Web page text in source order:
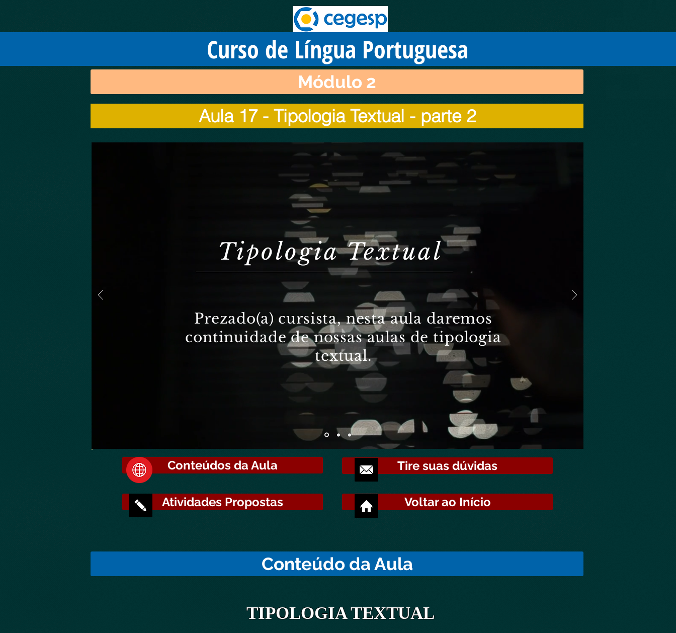
Curso de Língua Portuguesa
Módulo 2
Aula 17 - Tipologia Textual - parte 2
Tipologia Textual
Prezado(a) cursista, nesta aula daremos
continuidade de nossas aulas de tipologia
textual.
Conteúdos da Aula
Atividades Propostas
Tire suas dúvidas
Voltar ao Início
Conteúdo da Aula
TIPOLOGIA TEXTUAL